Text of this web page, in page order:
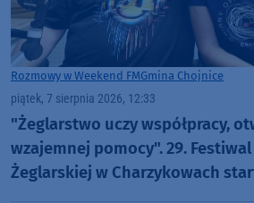
Rozmowy w Weekend FMGmina Chojnice
piątek, 7 sierpnia 2026, 12:33
"Żeglarstwo uczy współpracy,
wzajemnej pomocy". 29.
Żeglarskiej w Charzykowach